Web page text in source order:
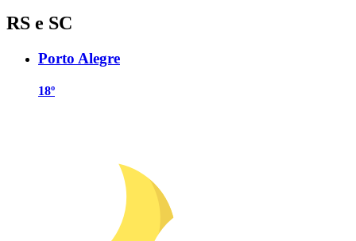
RS e SC
Porto Alegre
18º